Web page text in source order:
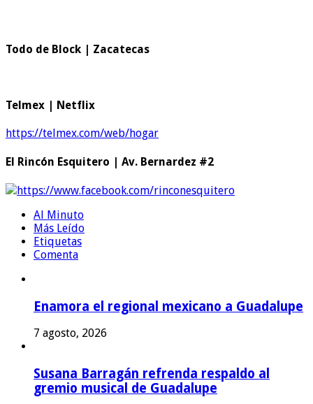
Todo de Block | Zacatecas
Telmex | Netflix
https://telmex.com/web/hogar
El Rincón Esquitero | Av. Bernardez #2
https://www.facebook.com/rinconesquitero
Al Minuto
Más Leído
Etiquetas
Comenta
Enamora el regional mexicano a Guadalupe
7 agosto, 2026
Susana Barragán refrenda respaldo al
gremio musical de Guadalupe